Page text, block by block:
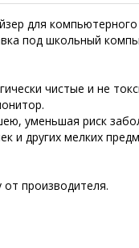
для
под школьный
чистые и не
уменьшая риск
и других мелких
производителя.